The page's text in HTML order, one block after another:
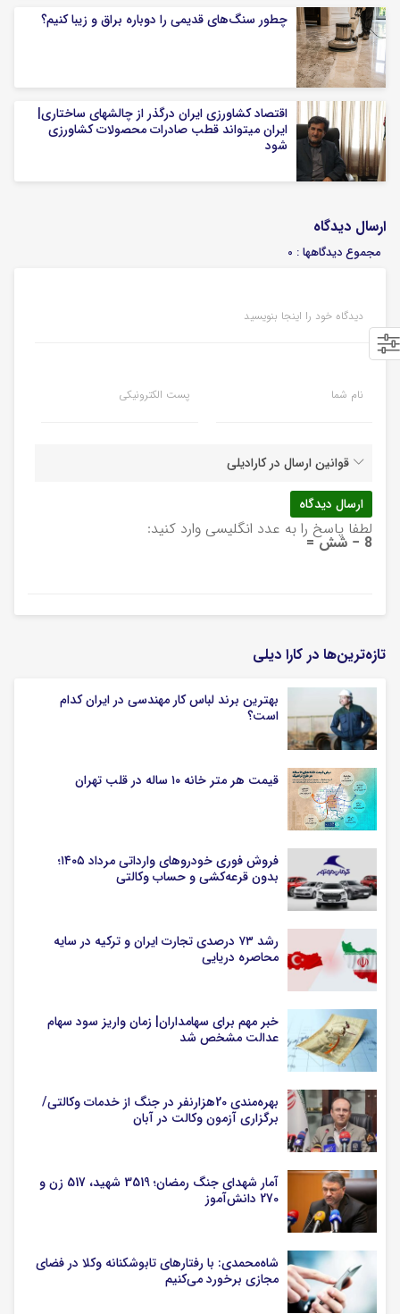
چطور سنگ‌های قدیمی را دوباره براق و زیبا کنیم؟
اقتصاد کشاورزی ایران درگذر از چالشهای ساختاری|
ایران میتواند قطب صادرات محصولات کشاورزی
شود
ارسال دیدگاه
مجموع دیدگاهها : 0
دیدگاه خود را اینجا بنویسید
نام شما پست الکترونیکی
قوانین ارسال در کارادیلی
لطفا پاسخ را به عدد انگلیسی وارد کنید:
8 − شش =
تازه‌ترین‌ها در کارا دیلی
بهترین برند لباس کار مهندسی در ایران کدام
است؟
قیمت هر متر خانه ۱۰ ساله در قلب تهران
فروش فوری خودروهای وارداتی مرداد ۱۴۰۵؛
بدون قرعه‌کشی و حساب وکالتی
رشد ۷۳ درصدی تجارت ایران و ترکیه در سایه
محاصره دریایی
خبر مهم برای سهامداران| زمان واریز سود سهام
عدالت مشخص شد
بهره‌مندی 20هزارنفر در جنگ از خدمات وکالتی/
برگزاری آزمون وکالت در آبان
آمار شهدای جنگ رمضان؛ 3519 شهید، 517 زن و
270 دانش‌آموز
شاه‌محمدی: با رفتارهای تابوشکنانه وکلا در فضای
مجازی برخورد می‌کنیم